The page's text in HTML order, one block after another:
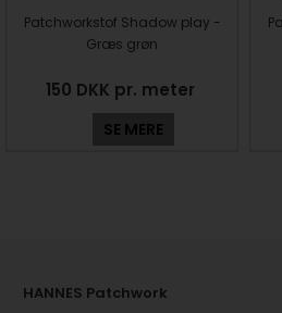
Patchworkstof Shadow play -
Græs grøn
150 DKK pr. meter
SE MERE
HANNES Patchwork